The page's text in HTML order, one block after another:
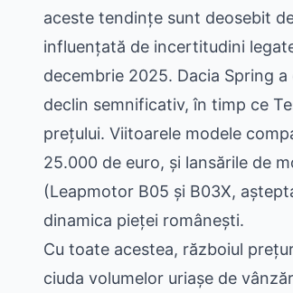
aceste tendințe sunt deosebit
influențată de incertitudini
decembrie 2025. Dacia Spring
declin semnificativ, în timp ce
prețului. Viitoarele modele
25.000 de euro, și lansările de
(Leapmotor B05 și B03X,
dinamica pieței românești.
Cu toate acestea, războiul
ciuda volumelor uriașe de